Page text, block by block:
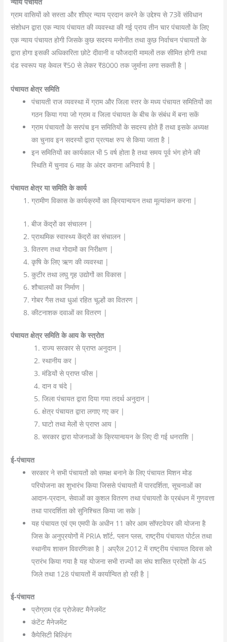
ग्राम वासियों को सस्ता और शीघ्र न्याय प्रदान करने के उद्देश्य से 73वें संविधान
संशोधन द्वारा एक न्याय पंचायत की व्यवस्था की गई प्राय तीन चार पंचायतों के लिए
एक न्याय पंचायत होगी जिसके कुछ सदस्य मनोनीत तथा कुछ निर्वाचन पंचायतों के
द्वारा होगा इसकी अधिकारिता छोटे दीवानी व फौजदारी मामलों तक सीमित होगी तथा
दंड स्वरूप यह केवल ₹50 से लेकर ₹8000 तक जुर्माना लगा सकती है |
पंचायत क्षेत्र समिति
पंचायती राज व्यवस्था में ग्राम और जिला स्तर के मध्य पंचायत समितियों का
गठन किया गया जो ग्राम व जिला पंचायत के बीच के संबंध में बना सकें
ग्राम पंचायतों के सरपंच इन समितियों के सदस्य होते हैं तथा इसके अध्यक्ष
का चुनाव इन सदस्यों द्वारा प्रत्यक्ष रुप से किया जाता है |
इन समितियों का कार्यकाल भी 5 वर्ष होता है तथा समय पूर्व भंग होने की
स्थिति में चुनाव 6 माह के अंदर कराना अनिवार्य है |
पंचायत क्षेत्र या समिति के कार्य
ग्रामीण विकास के कार्यक्रमों का क्रियान्वयन तथा मूल्यांकन करना |
बीज केंद्रों का संचालन |
प्राथमिक स्वास्थ्य केंद्रों का संचालन |
वितरण तथा गोदामों का निरीक्षण |
कृषि के लिए ऋण की व्यवस्था |
कुटीर तथा लघु गृह उद्योगों का विकास |
शौचालयों का निर्माण |
गोबर गैस तथा धुआं रहित चूल्हों का वितरण |
कीटनाशक दवाओं का वितरण |
पंचायत क्षेत्र समिति के आय के स्त्रोत
राज्य सरकार से प्राप्त अनुदान |
स्थानीय कर |
मंडियों से प्राप्त फीस |
दान व चंदे |
जिला पंचायत द्वारा दिया गया तदर्थ अनुदान |
क्षेत्र पंचायत द्वारा लगाए गए कर |
घाटो तथा मेलों से प्राप्त आय |
सरकार द्वारा योजनाओं के क्रियान्वयन के लिए दी गई धनराशि |
ई-पंचायत
सरकार ने सभी पंचायतों को समक्ष बनाने के लिए पंचायत मिशन मोड
परियोजना का शुभारंभ किया जिससे पंचायतों में पारदर्शिता, सूचनाओं का
आदान-प्रदान, सेवाओं का कुशल वितरण तथा पंचायतों के प्रबंधन में गुणवत्ता
तथा पारदर्शिता को सुनिश्चित किया जा सके |
यह पंचायत एवं एम एमपी के अधीन 11 कोर आम सॉफ्टवेयर की योजना है
जिस के अनुप्रयोगों में PRIA शॉर्ट, प्लान प्लस, राष्ट्रीय पंचायत पोर्टल तथा
स्थानीय शासन विवरणिका है | अप्रैल 2012 में राष्ट्रीय पंचायत दिवस को
प्रारंभ किया गया है यह योजना सभी राज्यों का संघ शासित प्रदेशों के 45
जिले तथा 128 पंचायतों में कार्यान्वित हो रही है |
ई-पंचायत
प्रोग्राम एंड प्रोजेक्ट मैनेजमेंट
कंटेंट मैनेजमेंट
कैपेसिटी बिल्डिंग